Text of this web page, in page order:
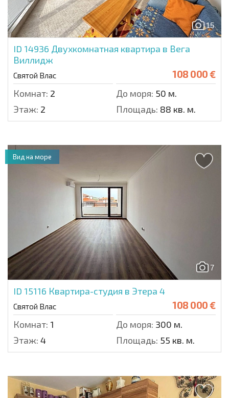
15
ID 14936 Двухкомнатная квартира в Вега
Виллидж
Святой Влас 108 000 €
Комнат: 2 До моря: 50 м.
Этаж: 2 Площадь: 88 кв. м.
7
ID 15116 Квартира-студия в Этера 4
Святой Влас 108 000 €
Комнат: 1 До моря: 300 м.
Этаж: 4 Площадь: 55 кв. м.
Вид на море